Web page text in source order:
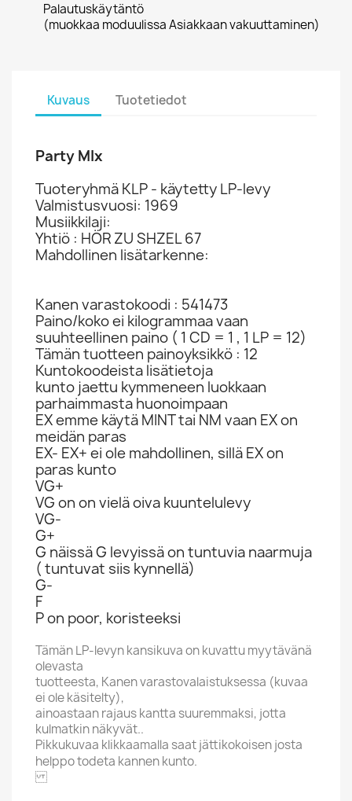
Palautuskäytäntö
(muokkaa moduulissa Asiakkaan vakuuttaminen)
Kuvaus Tuotetiedot
Party MIx
Tuoteryhmä KLP - käytetty LP-levy
Valmistusvuosi: 1969
Musiikkilaji:
Yhtiö : HÖR ZU SHZEL 67
Mahdollinen lisätarkenne:
Kanen varastokoodi : 541473
Paino/koko ei kilogrammaa vaan
suuhteellinen paino ( 1 CD = 1 , 1 LP = 12)
Tämän tuotteen painoyksikkö : 12
Kuntokoodeista lisätietoja
kunto jaettu kymmeneen luokkaan
parhaimmasta huonoimpaan
EX emme käytä MINT tai NM vaan EX on
meidän paras
EX- EX+ ei ole mahdollinen, sillä EX on
paras kunto
VG+
VG on on vielä oiva kuuntelulevy
VG-
G+
G näissä G levyissä on tuntuvia naarmuja
( tuntuvat siis kynnellä)
G-
F
P on poor, koristeeksi
Tämän LP-levyn kansikuva on kuvattu myytävänä
olevasta
tuotteesta, Kanen varastovalaistuksessa (kuvaa
ei ole käsitelty),
ainoastaan rajaus kantta suuremmaksi, jotta
kulmatkin näkyvät..
Pikkukuvaa klikkaamalla saat jättikokoisen josta
helppo todeta kannen kunto.